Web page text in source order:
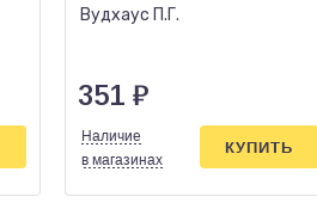
Вудхаус П.Г.
351 ₽
Наличие
в магазинах
КУПИТЬ